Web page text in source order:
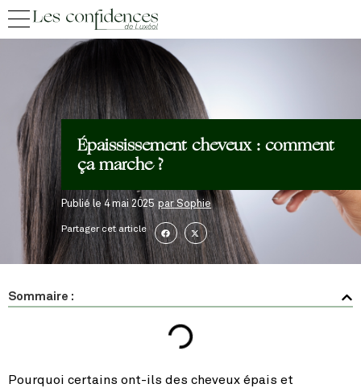
Épaississement cheveux : comment
ça marche ?
Publié le4 mai 2025 parSophie
Partager cet article
Sommaire :
Pourquoi certains ont-ils des cheveux épais et